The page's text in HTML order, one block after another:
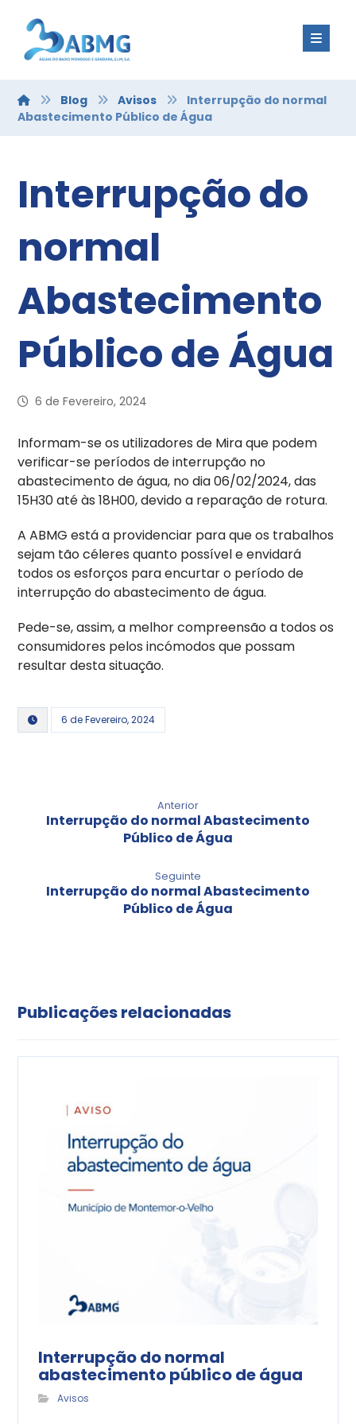
Blog Avisos
Interrupção do normal
Abastecimento Público de Água
Interrupção do
normal
Abastecimento
Público de Água
6 de Fevereiro, 2024
Informam-se os utilizadores de Mira que podem
verificar-se períodos de interrupção no
abastecimento de água, no dia 06/02/2024, das
15H30 até às 18H00, devido a reparação de rotura.
A ABMG está a providenciar para que os trabalhos
sejam tão céleres quanto possível e envidará
todos os esforços para encurtar o período de
interrupção do abastecimento de água.
Pede-se, assim, a melhor compreensão a todos os
consumidores pelos incómodos que possam
resultar desta situação.
6 de Fevereiro, 2024
Anterior
Interrupção do normal Abastecimento
Público de Água
Seguinte
Interrupção do normal Abastecimento
Público de Água
Publicações relacionadas
Interrupção do normal
abastecimento público de água
Avisos